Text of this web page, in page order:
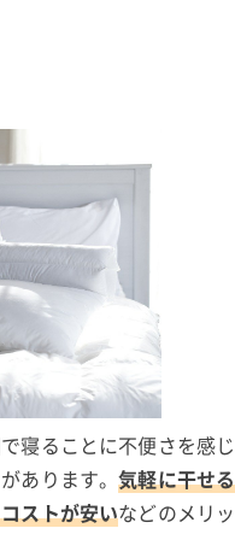
寝ることに不便さを感
あります。気軽に干せ
ストが安いなどのメリ